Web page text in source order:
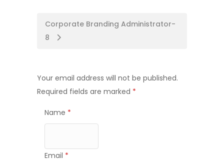
Post
navigation
Corporate Branding Administrator-
8
Your email address will not be published.
Required fields are marked *
Name *
Email *